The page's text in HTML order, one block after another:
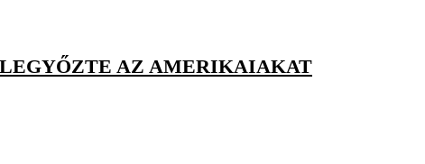
AZ AMERIKAIAKAT